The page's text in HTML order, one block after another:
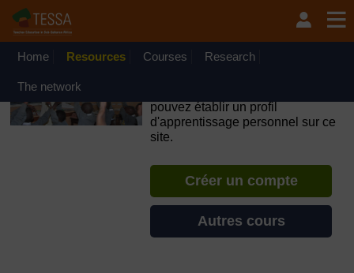
Passer au contenu principal
OpenLearn Create will be unavailable on Wednesday 12
August 2026 from 8am to 10.30am (GMT) due to routine
Home Resources Courses Research
The network
pouvez établir un profil
d'apprentissage personnel sur ce
site.
Créer un compte
Autres cours